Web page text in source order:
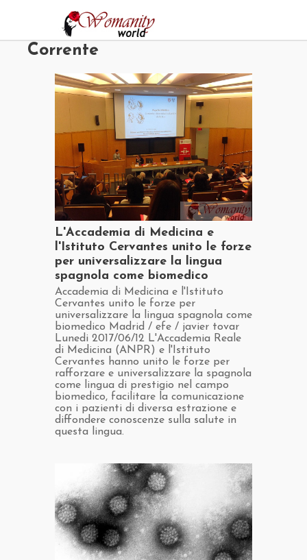
navigationCorrente
​L'Accademia di Medicina e
l'Istituto Cervantes unito le forze
per universalizzare la lingua
spagnola come biomedico
​Accademia di Medicina e l'Istituto
Cervantes unito le forze per
universalizzare la lingua spagnola come
biomedico Madrid / efe / javier tovar
Lunedi 2017/06/12 L'Accademia Reale
di Medicina (ANPR) e l'Istituto
Cervantes hanno unito le forze per
rafforzare e universalizzare la spagnola
come lingua di prestigio nel campo
biomedico, facilitare la comunicazione
con i pazienti di diversa estrazione e
diffondere conoscenze sulla salute in
questa lingua.